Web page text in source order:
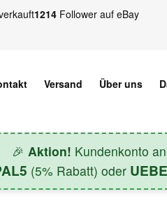
1214 Follower auf eBay
Versand Über uns
🎉 Aktion! Kundenkonto
(5% Rabatt) oder